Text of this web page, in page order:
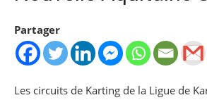
Partager
Les circuits de Karting de la Ligue de